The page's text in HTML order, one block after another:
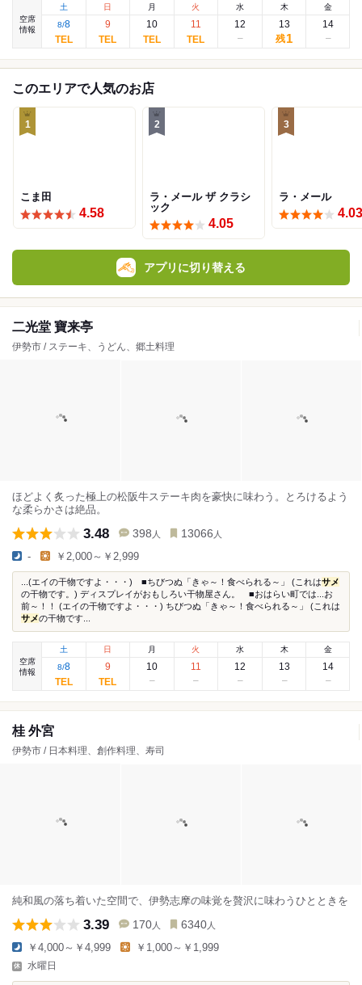
空席
情報
土
8/8
日
9
月
10
火
11
水
12
木
13
残1
金
14
このエリアで人気のお店
1
こま田
4.58
2
ラ・メール ザ クラシ
ック
4.05
3
ラ・メール
4.03
アプリに切り替える
二光堂 寶来亭
伊勢市 / ステーキ、うどん、郷土料理
ほどよく炙った極上の松阪牛ステーキ肉を豪快に味わう。とろけるよう
な柔らかさは絶品。
3.48 398 人 13066 人
- ￥2,000～￥2,999
...(エイの干物ですよ・・・) ■ちびつぬ「きゃ～！食べられる～」 (これはサメ
の干物です。) ディスプレイがおもしろい干物屋さん。 ■おはらい町では...お
前～！！ (エイの干物ですよ・・・) ちびつぬ「きゃ～！食べられる～」 (これは
サメの干物です...
空席
情報
土
8/8
日
9
月
10
火
11
水
12
木
13
金
14
桂 外宮
伊勢市 / 日本料理、創作料理、寿司
純和風の落ち着いた空間で、伊勢志摩の味覚を贅沢に味わうひとときを
3.39 170 人 6340 人
￥4,000～￥4,999 ￥1,000～￥1,999
水曜日